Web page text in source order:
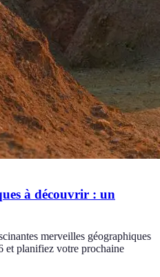
à découvrir : un
merveilles géographiques
et planifiez votre prochaine